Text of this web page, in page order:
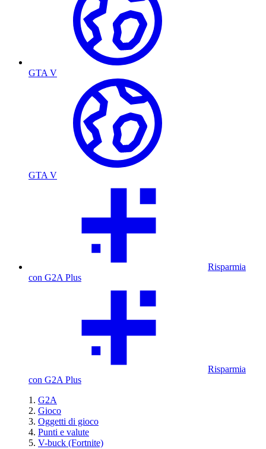
GTA V
GTA V
Risparmia
con G2A Plus
Risparmia
con G2A Plus
G2A
Gioco
Oggetti di gioco
Punti e valute
V-buck (Fortnite)